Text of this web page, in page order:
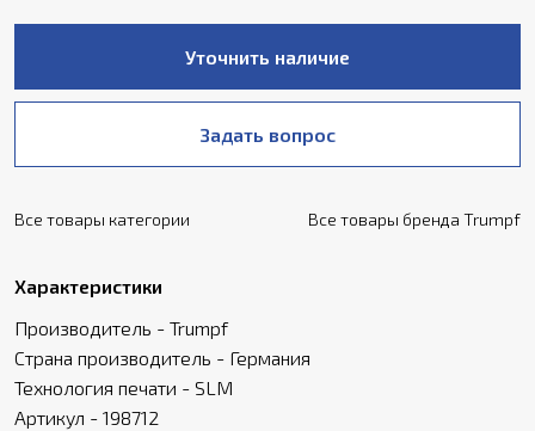
Уточнить наличие
Задать вопрос
Все товары категории Все товары бренда Trumpf
Характеристики
Производитель - Trumpf
Страна производитель - Германия
Технология печати - SLM
Артикул - 198712